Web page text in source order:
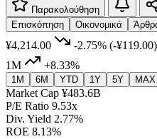
Παρακολούθηση
Επισκόπηση
Οικονομικά
¥4,214.00 -2.75% (-¥119.00)
1M
+8.33%
1M 6M YTD 1Y 5Y MAX
Market Cap ¥483.6B
P/E Ratio 9.53x
Div. Yield 2.77%
ROE 8.13%